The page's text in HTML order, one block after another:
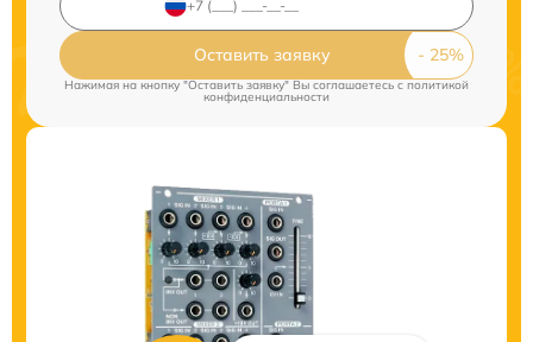
Оставить заявку
Нажимая на кнопку "Оставить заявку" Вы соглашаетесь cполитикой
конфиденциальности